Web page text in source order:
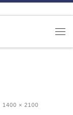
1400 × 2100